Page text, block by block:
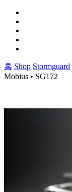
홈 Shop Stormguard
Mobius • SG172